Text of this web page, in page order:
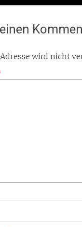
wird nicht